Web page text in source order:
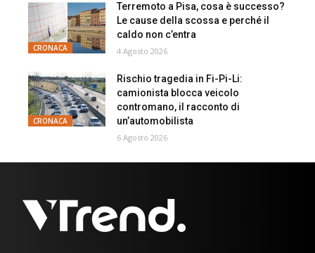
CRONACA
Terremoto a Pisa, cosa è successo?
Le cause della scossa e perché il
caldo non c’entra
4 Agosto 2026
CRONACA
Rischio tragedia in Fi-Pi-Li:
camionista blocca veicolo
contromano, il racconto di
un’automobilista
6 Agosto 2026